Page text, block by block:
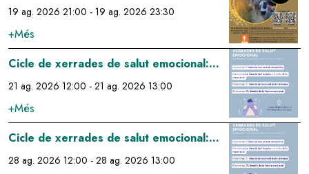
19 ag. 2026 21:00 - 19 ag. 2026 23:30
+Més
Cicle de xerrades de salut emocional:
gestió emocional de la tristesa
21 ag. 2026 12:00 - 21 ag. 2026 13:00
+Més
Image
Cicle de xerrades de salut emocional:
gestió de la fam emocional
28 ag. 2026 12:00 - 28 ag. 2026 13:00
Image